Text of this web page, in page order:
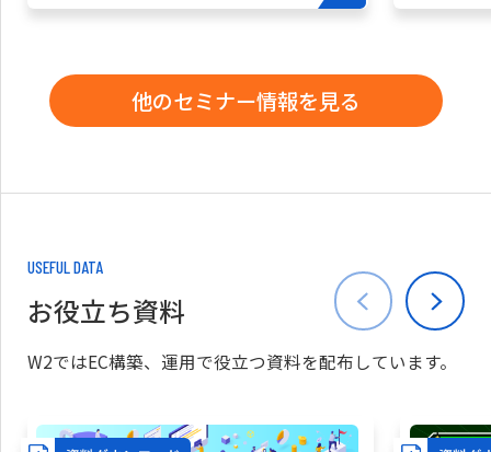
他のセミナー情報を見る
USEFUL DATA
お役立ち資料
W2ではEC構築、運用で役立つ資料を配布しています。